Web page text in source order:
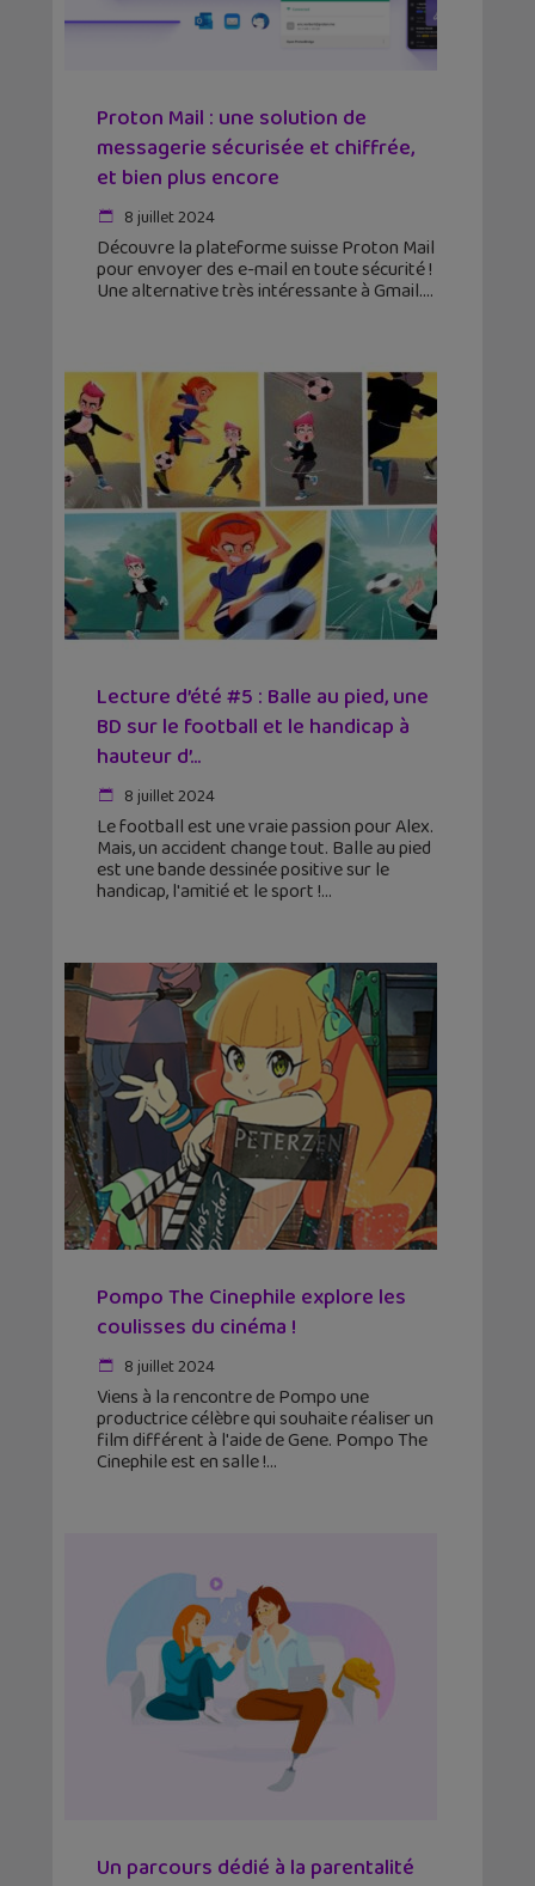
Proton Mail : une solution de
messagerie sécurisée et chiffrée,
et bien plus encore
8 juillet 2024
Découvre la plateforme suisse Proton Mail
pour envoyer des e-mail en toute sécurité !
Une alternative très intéressante à Gmail.
Lecture d’été #5 : Balle au pied, une
BD sur le football et le handicap à
hauteur d’...
8 juillet 2024
Le football est une vraie passion pour Alex.
Mais, un accident change tout. Balle au pied
est une bande dessinée positive sur le
handicap, l'amitié et le sport !
Pompo The Cinephile explore les
coulisses du cinéma !
8 juillet 2024
Viens à la rencontre de Pompo une
productrice célèbre qui souhaite réaliser un
film différent à l'aide de Gene. Pompo The
Cinephile est en salle !
Un parcours dédié à la parentalité